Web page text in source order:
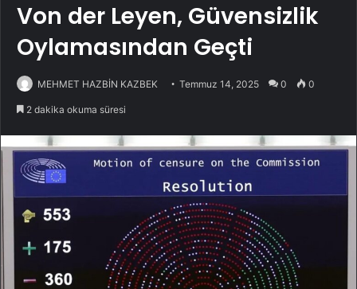
Von der Leyen, Güvensizlik
Oylamasından Geçti
MEHMET HAZBİN KAZBEK Temmuz 14, 2025 0 0
2 dakika okuma süresi